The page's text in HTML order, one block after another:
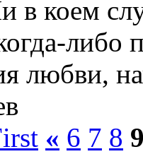
в коем
любви,
« 6 7 8